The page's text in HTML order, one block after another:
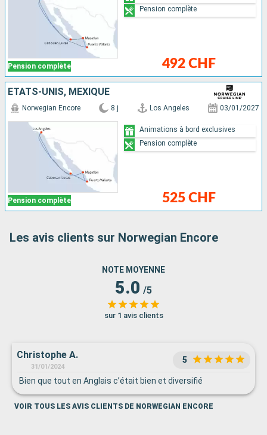
Pension complète 492 CHF
Pension complète
ÉTATS-UNIS, MEXIQUE
Pension complète
Norwegian Encore 8 j Los Angeles 03/01/2027
525 CHF
Animations à bord exclusives
Pension complète
Les avis clients sur Norwegian Encore
NOTE MOYENNE
5.0 /5
sur 1 avis clients
Christophe A.
31/01/2024
5
Bien que tout en Anglais c’était bien et diversifié
VOIR TOUS LES AVIS CLIENTS DE NORWEGIAN ENCORE